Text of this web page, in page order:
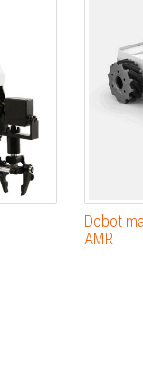
Dobot
AMR